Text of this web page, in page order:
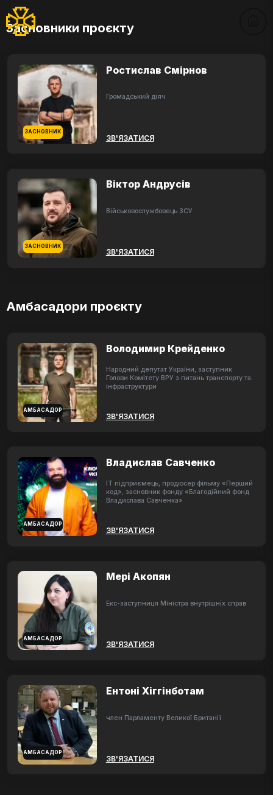
Засновники проєкту
ЗАСНОВНИК
Ростислав Смірнов
Громадський діяч
ЗВ'ЯЗАТИСЯ
ЗАСНОВНИК
Віктор Андрусів
Військовослужбовець ЗСУ
ЗВ'ЯЗАТИСЯ
Амбасадори проєкту
АМБАСАДОР
Володимир Крейденко
Народний депутат України, заступник
Голови Комітету ВРУ з питань транспорту та
інфраструктури
ЗВ'ЯЗАТИСЯ
АМБАСАДОР
Владислав Савченко
ІТ підприємець, продюсер фільму «Перший
код», засновник фонду «Благодійний фонд
Владислава Савченка»
ЗВ'ЯЗАТИСЯ
АМБАСАДОР
Мері Акопян
Екс-заступниця Міністра внутрішніх справ
ЗВ'ЯЗАТИСЯ
АМБАСАДОР
Ентоні Хіггінботам
член Парламенту Великої Британії
ЗВ'ЯЗАТИСЯ